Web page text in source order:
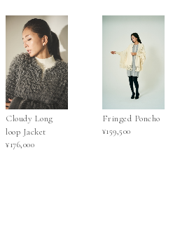
Cloudy Long
loop Jacket
¥176,000
Fringed Poncho
¥159,500